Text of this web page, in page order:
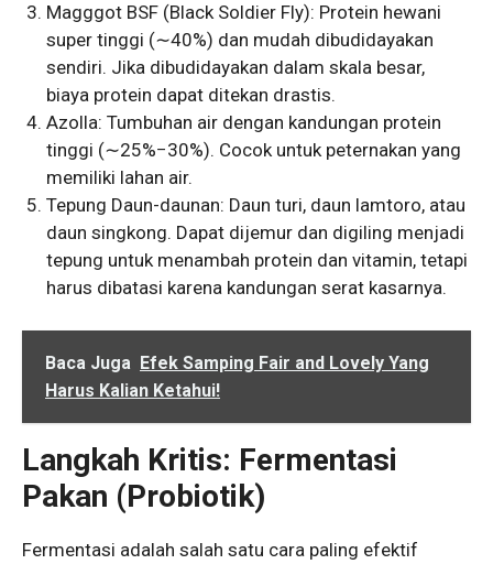
Magggot BSF (Black Soldier Fly): Protein hewani
super tinggi (∼40%) dan mudah dibudidayakan
sendiri. Jika dibudidayakan dalam skala besar,
biaya protein dapat ditekan drastis.
Azolla: Tumbuhan air dengan kandungan protein
tinggi (∼25%−30%). Cocok untuk peternakan yang
memiliki lahan air.
Tepung Daun-daunan: Daun turi, daun lamtoro, atau
daun singkong. Dapat dijemur dan digiling menjadi
tepung untuk menambah protein dan vitamin, tetapi
harus dibatasi karena kandungan serat kasarnya.
Baca Juga Efek Samping Fair and Lovely Yang
Harus Kalian Ketahui!
Langkah Kritis: Fermentasi
Pakan (Probiotik)
Fermentasi adalah salah satu cara paling efektif